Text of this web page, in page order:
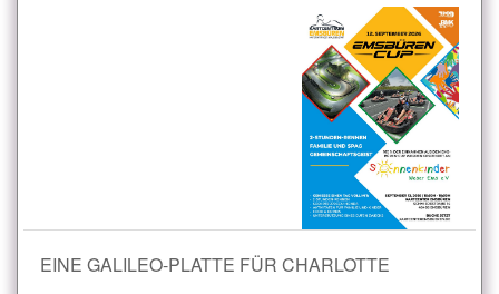
EINE GALILEO-PLATTE FÜR CHARLOTTE